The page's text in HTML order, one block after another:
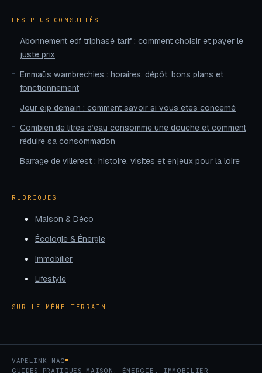
LES PLUS CONSULTÉS
Abonnement edf triphasé tarif : comment choisir et payer le
juste prix
Emmaüs wambrechies : horaires, dépôt, bons plans et
fonctionnement
Jour ejp demain : comment savoir si vous êtes concerné
Combien de litres d’eau consomme une douche et comment
réduire sa consommation
Barrage de villerest : histoire, visites et enjeux pour la loire
RUBRIQUES
Maison & Déco
Écologie & Énergie
Immobilier
Lifestyle
SUR LE MÊME TERRAIN
VAPELINK MAG
GUIDES PRATIQUES MAISON, ÉNERGIE, IMMOBILIER